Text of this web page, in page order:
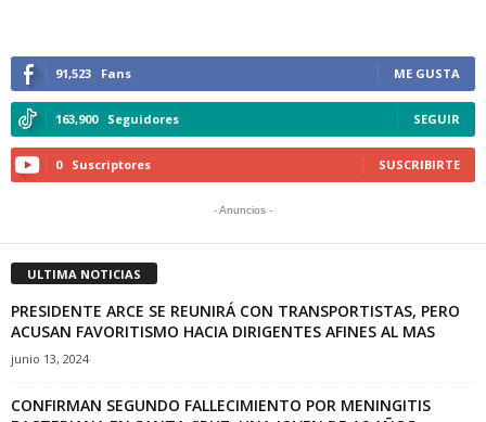
91,523 Fans ME GUSTA
163,900 Seguidores SEGUIR
0 Suscriptores SUSCRIBIRTE
- Anuncios -
ULTIMA NOTICIAS
PRESIDENTE ARCE SE REUNIRÁ CON TRANSPORTISTAS, PERO
ACUSAN FAVORITISMO HACIA DIRIGENTES AFINES AL MAS
junio 13, 2024
CONFIRMAN SEGUNDO FALLECIMIENTO POR MENINGITIS